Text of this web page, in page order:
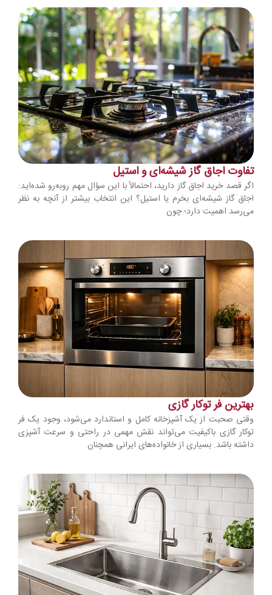
تفاوت اجاق گاز شیشه‌ای و استیل
اگر قصد خرید اجاق گاز دارید، احتمالاً با این سؤال مهم روبه‌رو شده‌اید:
اجاق گاز شیشه‌ای بخرم یا استیل؟ این انتخاب بیشتر از آنچه به نظر
می‌رسد اهمیت دارد؛ چون
بهترین فر توکار گازی
وقتی صحبت از یک آشپزخانه کامل و استاندارد می‌شود، وجود یک فر
توکار گازی باکیفیت می‌تواند نقش مهمی در راحتی و سرعت آشپزی
داشته باشد. بسیاری از خانواده‌های ایرانی همچنان